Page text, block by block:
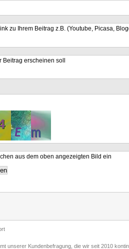
zu Ihrem Beitrag z.B. (Youtube, Picasa,
Beitrag erscheinen soll
aus dem oben angezeigten Bild ein
unserer Kundenbefragung, die wir seit 2010